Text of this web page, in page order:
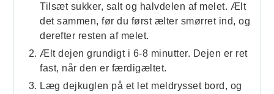
Tilsæt sukker, salt og halvdelen af melet. Ælt
det sammen, før du først ælter smørret ind, og
derefter resten af melet.
Ælt dejen grundigt i 6-8 minutter. Dejen er ret
fast, når den er færdigæltet.
Læg dejkuglen på et let meldrysset bord, og